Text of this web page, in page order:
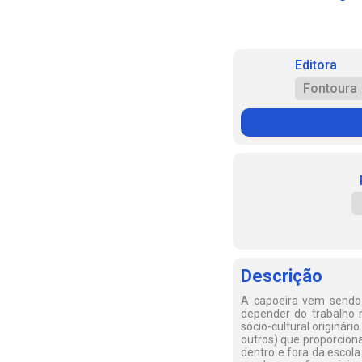
Editora
Fontoura
Descrição
A capoeira vem
depender do trabalho
sócio-cultural
outros) que
dentro e fora da